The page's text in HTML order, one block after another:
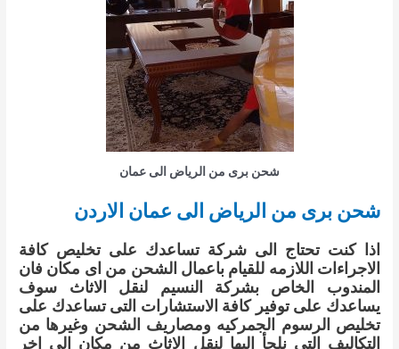
شحن برى من الرياض الى عمان
شحن برى من الرياض الى عمان الاردن
اذا كنت تحتاج الى شركة تساعدك على تخليص كافة
الاجراءات اللازمه للقيام باعمال الشحن من اى مكان فان
المندوب الخاص بشركة النسيم لنقل الاثاث سوف
يساعدك على توفير كافة الاستشارات التى تساعدك على
تخليص الرسوم الجمركيه ومصاريف الشحن وغيرها من
التكاليف التى نلجأ اليها لنقل الاثاث من مكان الى اخر